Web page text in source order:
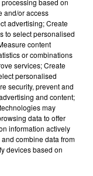
DE JEU QUIZ
and/or access
advertising; Create
to select personalised
content
or combinations
services; Create
personalised
security, prevent and
and content;
may
data to offer
information actively
combine data from
devices based on